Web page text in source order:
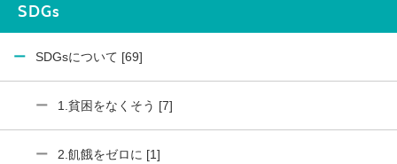
SDGs
SDGsについて [69]
1.貧困をなくそう [7]
2.飢餓をゼロに [1]